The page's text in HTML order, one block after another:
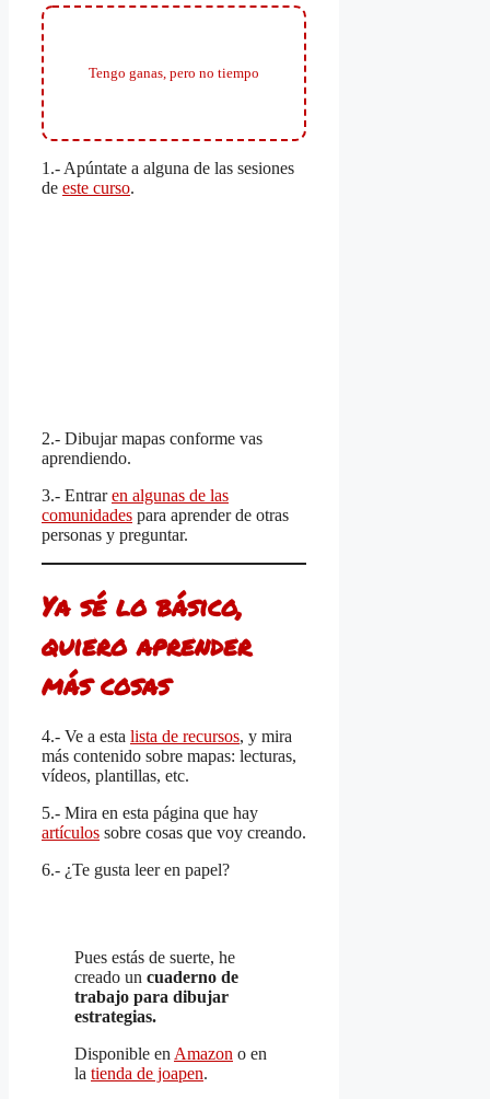
Tengo ganas, pero no tiempo
1.- Apúntate a alguna de las sesiones
de este curso.
2.- Dibujar mapas conforme vas
aprendiendo.
3.- Entraren algunas de las
comunidades para aprender de otras
personas y preguntar.
Ya sé lo básico,
quiero aprender
más cosas
4.- Ve a esta lista de recursos, y mira
más contenido sobre mapas: lecturas,
vídeos, plantillas, etc.
5.- Mira en esta página que hay
artículos sobre cosas que voy creando.
6.- ¿Te gusta leer en papel?
Pues estás de suerte, he
creado un cuaderno de
trabajo para dibujar
estrategias.
Disponible en Amazon o en
la tienda de joapen.